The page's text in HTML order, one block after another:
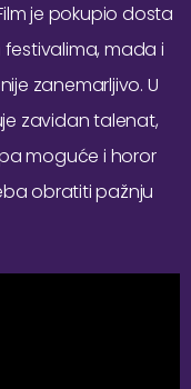
je pokupio dosta
mada i
zanemarljivo. U
zavidan talenat,
moguće i horor
obratiti pažnju